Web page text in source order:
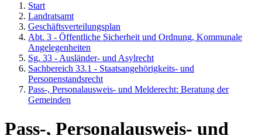
Start
Landratsamt
Geschäftsverteilungsplan
Abt. 3 - Öffentliche Sicherheit und Ordnung, Kommunale
Angelegenheiten
Sg. 33 - Ausländer- und Asylrecht
Sachbereich 33.1 - Staatsangehörigkeits- und
Personenstandsrecht
Pass-, Personalausweis- und Melderecht: Beratung der
Gemeinden
Pass-, Personalausweis- und